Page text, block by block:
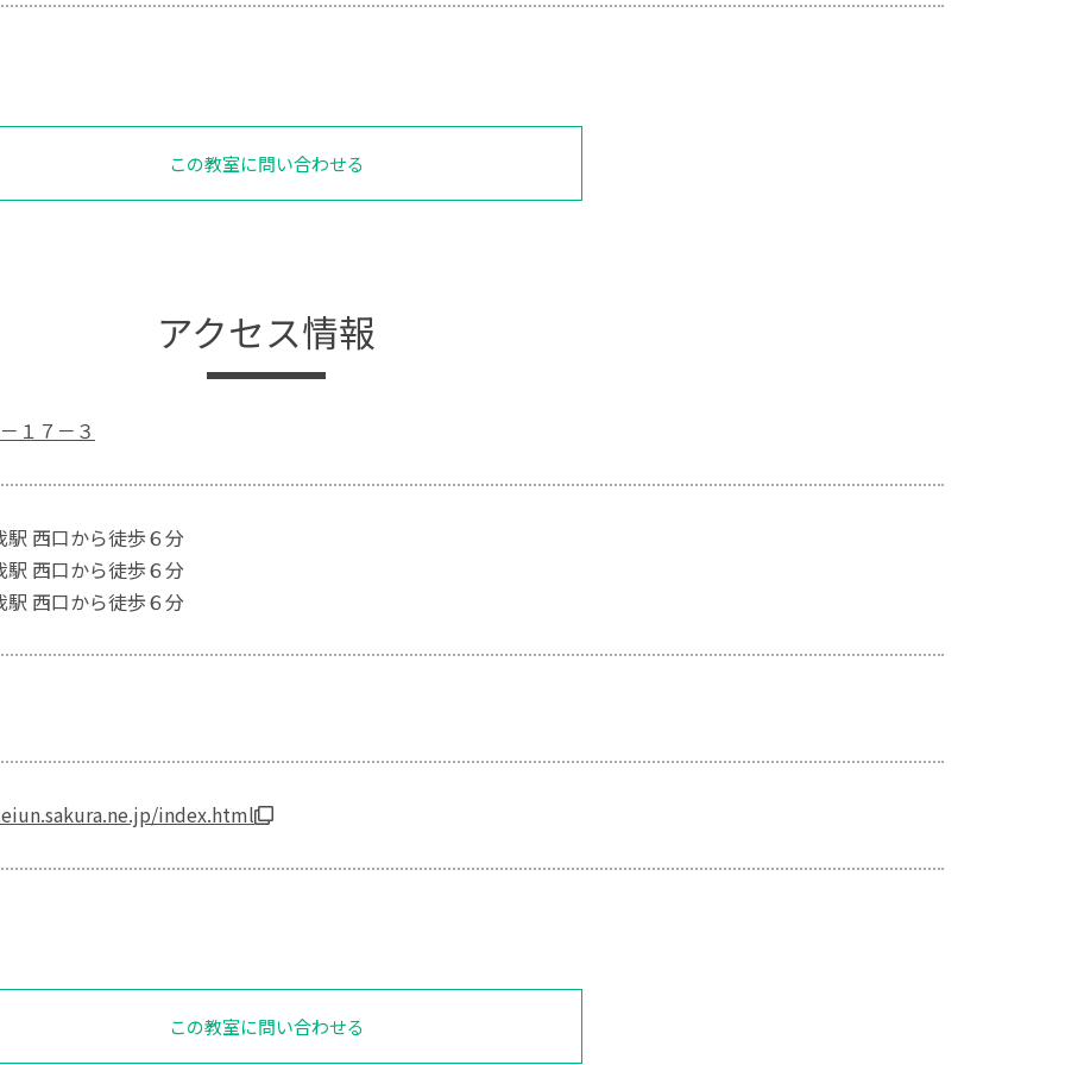
この教室に問い合わせる
アクセス情報
１７－３
駅 西口から徒歩６分
駅 西口から徒歩６分
駅 西口から徒歩６分
index.html
この教室に問い合わせる